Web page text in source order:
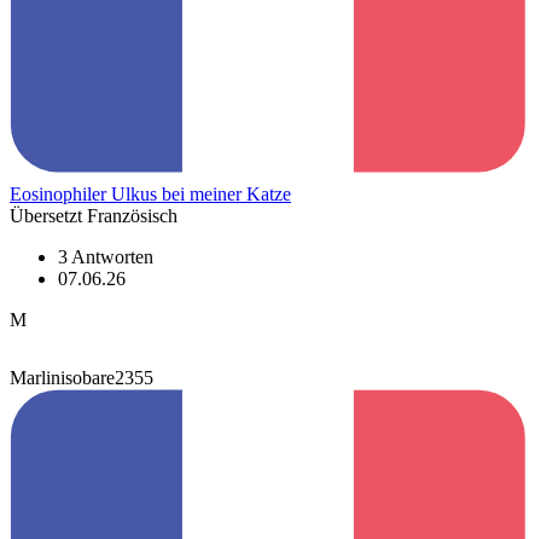
Eosinophiler Ulkus bei meiner Katze
Übersetzt Französisch
3 Antworten
07.06.26
M
Marlinisobare2355